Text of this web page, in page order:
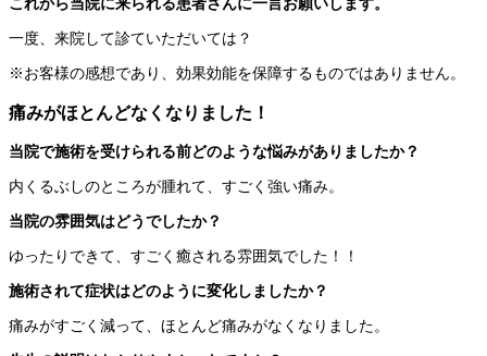
一度、来院して診ていただいては？
※お客様の感想であり、効果効能を保障するものではありません。
痛みがほとんどなくなりました！
当院で施術を受けられる前どのような悩みがありましたか？
内くるぶしのところが腫れて、すごく強い痛み。
当院の雰囲気はどうでしたか？
ゆったりできて、すごく癒される雰囲気でした！！
施術されて症状はどのように変化しましたか？
痛みがすごく減って、ほとんど痛みがなくなりました。